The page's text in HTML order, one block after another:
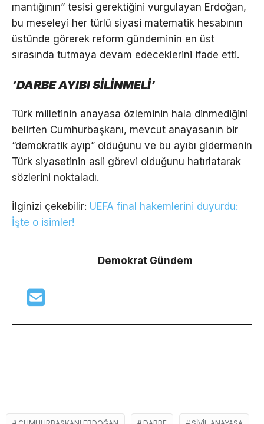
mantığının” tesisi gerektiğini vurgulayan Erdoğan,
bu meseleyi her türlü siyasi matematik hesabının
üstünde görerek reform gündeminin en üst
sırasında tutmaya devam edeceklerini ifade etti.
‘DARBE AYIBI SİLİNMELİ’
Türk milletinin anayasa özleminin hala dinmediğini
belirten Cumhurbaşkanı, mevcut anayasanın bir
“demokratik ayıp” olduğunu ve bu ayıbı gidermenin
Türk siyasetinin asli görevi olduğunu hatırlatarak
sözlerini noktaladı.
İlginizi çekebilir: UEFA final hakemlerini duyurdu:
İşte o isimler!
Demokrat Gündem